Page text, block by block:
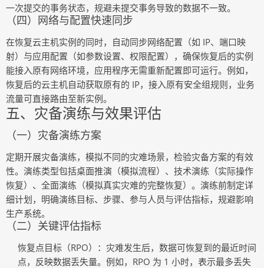
一次提交的事务状态，规避未提交事务导致的数据不一致。
（四）网络与配置快速同步
在恢复云主机实例的同时，自动同步网络配置（如 IP、端口映
射）与应用配置（如参数设置、权限配置），确保恢复后的实例
能接入原有网络环境，应用程序无需重新配置即可运行。例如，
恢复后的云主机自动获取原有的 IP，接入原有安全组规则，业务
流量可直接路由至新实例。
五、灾备演练与效果评估
（一）灾备演练方案
定期开展灾备演练，模拟不同的灾难场景，检验灾备方案的有效
性。演练类型包括桌面推演（模拟流程）、技术演练（实际操作
恢复）、全面演练（模拟真实灾难的完整恢复）。演练前制定详
细计划，明确演练目标、步骤、参与人员与评估指标，规避影响
生产系统。
（二）关键评估指标
恢复点目标（RPO） ：灾难发生后，数据可恢复到的最近时间
点，反映数据丢失量。例如，RPO 为 1 小时，表示最多丢失